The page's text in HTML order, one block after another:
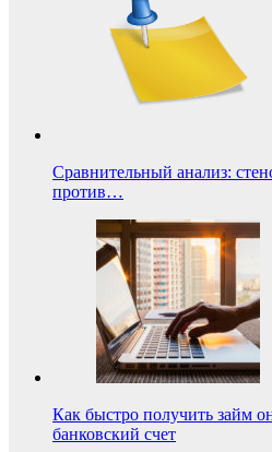
Сравнительный анализ:
против…
Как быстро получить займ
банковский счет